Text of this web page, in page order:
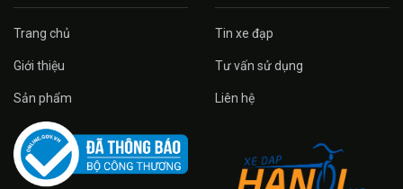
Trang chủ
Giới thiệu
Sản phẩm
Tin xe đạp
Tư vấn sử dụng
Liên hệ